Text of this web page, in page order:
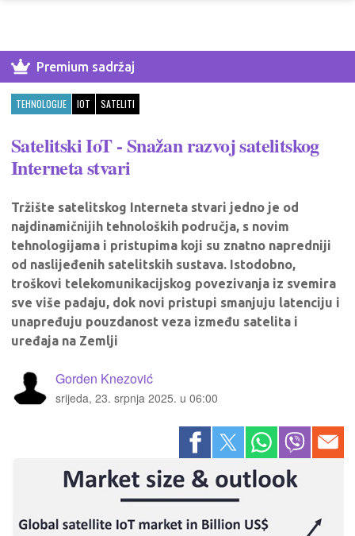
Premium sadržaj
TEHNOLOGIJE IOT SATELITI
Satelitski IoT - Snažan razvoj satelitskog
Interneta stvari
Tržište satelitskog Interneta stvari jedno je od
najdinamičnijih tehnoloških područja, s novim
tehnologijama i pristupima koji su znatno napredniji
od naslijeđenih satelitskih sustava. Istodobno,
troškovi telekomunikacijskog povezivanja iz svemira
sve više padaju, dok novi pristupi smanjuju latenciju i
unapređuju pouzdanost veza između satelita i
uređaja na Zemlji
Gorden Knezović
srijeda, 23. srpnja 2025. u 06:00